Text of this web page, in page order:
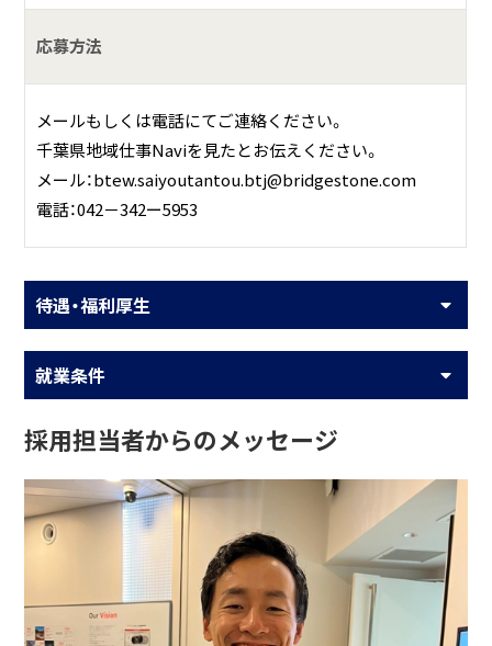
応募方法
メールもしくは電話にてご連絡ください。
千葉県地域仕事Naviを見たとお伝えください。
メール：btew.saiyoutantou.btj@bridgestone.com
電話：042－342ー5953
待遇・福利厚生
就業条件
採用担当者からのメッセージ